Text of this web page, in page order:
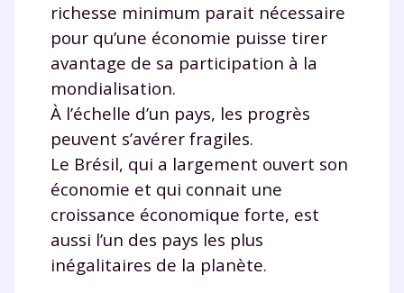
richesse minimum parait nécessaire
pour qu’une économie puisse tirer
avantage de sa participation à la
mondialisation.
À l’échelle d’un pays, les progrès
peuvent s’avérer fragiles.
Le Brésil, qui a largement ouvert son
économie et qui connait une
croissance économique forte, est
aussi l’un des pays les plus
inégalitaires de la planète.